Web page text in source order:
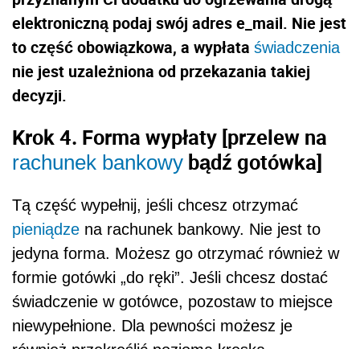
elektroniczną podaj swój adres e_mail. Nie jest
to część obowiązkowa, a wypłata świadczenia
nie jest uzależniona od przekazania takiej
decyzji.
Krok 4. Forma wypłaty [przelew na
rachunek bankowy bądź gotówka]
Tą część wypełnij, jeśli chcesz otrzymać
pieniądze na rachunek bankowy. Nie jest to
jedyna forma. Możesz go otrzymać również w
formie gotówki „do ręki”. Jeśli chcesz dostać
świadczenie w gotówce, pozostaw to miejsce
niewypełnione. Dla pewności możesz je